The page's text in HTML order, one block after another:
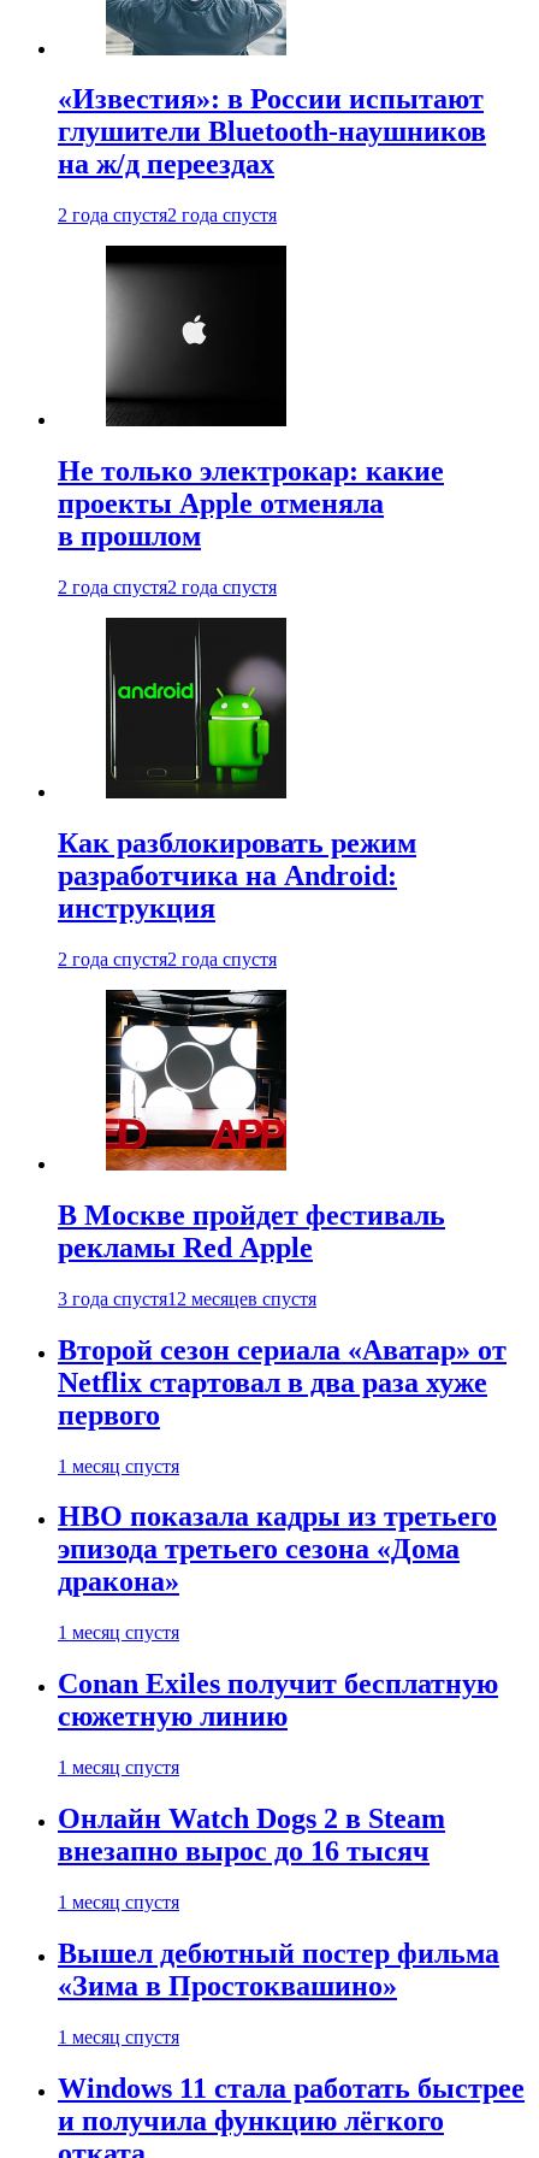
«Известия»: в России испытают
глушители Bluetooth-наушников
на ж/д переездах
2 года спустя2 года спустя
Не только электрокар: какие
проекты Apple отменяла
в прошлом
2 года спустя2 года спустя
Как разблокировать режим
разработчика на Android:
инструкция
2 года спустя2 года спустя
В Москве пройдет фестиваль
рекламы Red Apple
3 года спустя12 месяцев спустя
Второй сезон сериала «Аватар» от
Netflix стартовал в два раза хуже
первого
1 месяц спустя
HBO показала кадры из третьего
эпизода третьего сезона «Дома
дракона»
1 месяц спустя
Conan Exiles получит бесплатную
сюжетную линию
1 месяц спустя
Онлайн Watch Dogs 2 в Steam
внезапно вырос до 16 тысяч
1 месяц спустя
Вышел дебютный постер фильма
«Зима в Простоквашино»
1 месяц спустя
Windows 11 стала работать быстрее
и получила функцию лёгкого